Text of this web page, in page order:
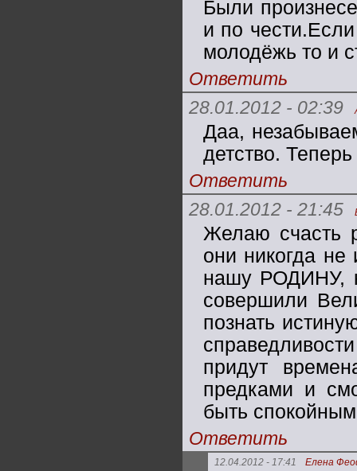
Были
и по
молодёжь то и
Ответить
28.01.2012 - 02:39
Даа,
детство.
Ответить
28.01.2012 - 21:45
Желаю счасть
они никогда не
нашу РОДИНУ,
совершили
познать
придут
предками и
быть
Ответить
12.04.2012 - 17:41 Елена